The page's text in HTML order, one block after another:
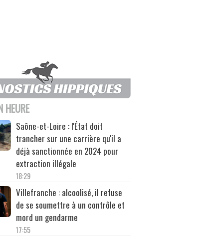
HEURE
Saône-et-Loire : l'État doit
trancher sur une carrière qu'il a
déjà sanctionnée en 2024 pour
extraction illégale
18:29
Villefranche : alcoolisé, il refuse
de se soumettre à un contrôle et
mord un gendarme
17:55